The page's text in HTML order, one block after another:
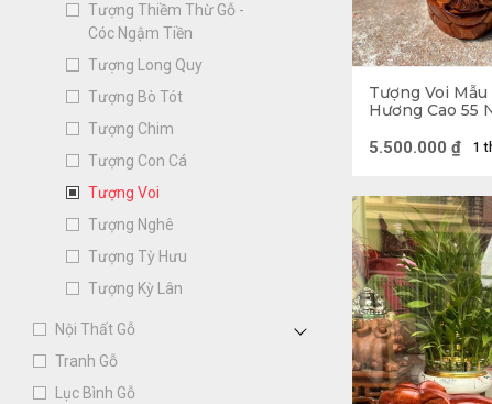
Tượng Thiềm Thừ Gỗ -
Cóc Ngậm Tiền
Tượng Long Quy
Tượng Bò Tót
Tượng Chim
Tượng Con Cá
Tượng Voi
Tượng Nghê
Tượng Tỳ Hưu
Tượng Kỳ Lân
Nội Thất Gỗ
Tranh Gỗ
Lục Bình Gỗ
Có Đặt tượng
dàng thực
ước thấy và
Tượng Voi Mẫu
Hương Cao 55
1
5.500.000 ₫